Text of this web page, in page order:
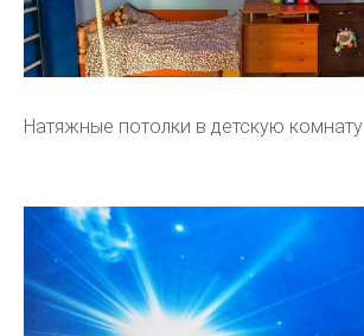
Натяжные потолки в детскую комнату